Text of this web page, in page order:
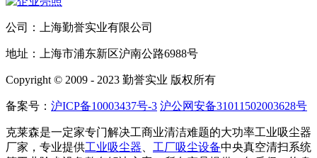
公司：上海勤誉实业有限公司
地址：上海市浦东新区沪南公路6988号
Copyright © 2009 - 2023 勤誉实业 版权所有
备案号： 沪ICP备10003437号-3 沪公网安备31011502003628号
克莱森是一定家专门解决工商业清洁难题的大功率工业吸尘器
厂家，专业提供工业吸尘器 工厂吸尘设备中央真空清扫系统